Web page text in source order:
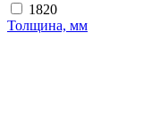
1820
Толщина, мм